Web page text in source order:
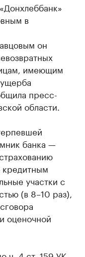
в
он
имеющим
пресс-
области.
банка —
кредитным
участки с
(в 8–10 раз),
оценочной